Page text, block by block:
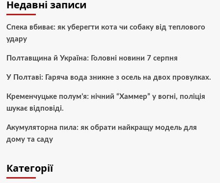
Недавні записи
Спека вбиває: як уберегти кота чи собаку від теплового
удару
Полтавщина й Україна: Головні новини 7 серпня
У Полтаві: Гаряча вода зникне з осель на двох провулках.
Кременчуцьке полум’я: нічний “Хаммер” у вогні, поліція
шукає відповіді.
Акумуляторна пила: як обрати найкращу модель для
дому та саду
Категорії